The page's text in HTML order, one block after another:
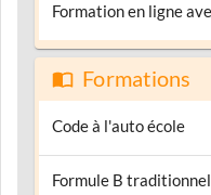
Formation en ligne
Formations
Code à l'auto école
Formule B